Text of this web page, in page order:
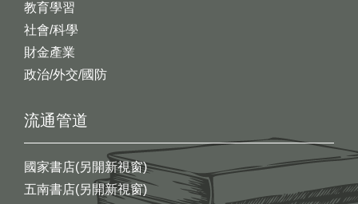
教育學習
社會/科學
財金產業
政治/外交/國防
流通管道
國家書店(另開新視窗)
五南書店(另開新視窗)